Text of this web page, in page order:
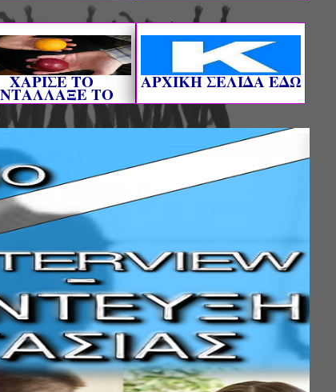
ΧΑΡΙΣΕ ΤΟ
ΤΟ
AΡΧΙΚΗ ΣΕΛΙΔΑ ΕΔΩ